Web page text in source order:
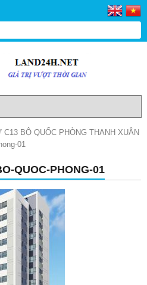
C13 BỘ QUỐC PHÒNG THANH XUÂN
01
QUOC-PHONG-01